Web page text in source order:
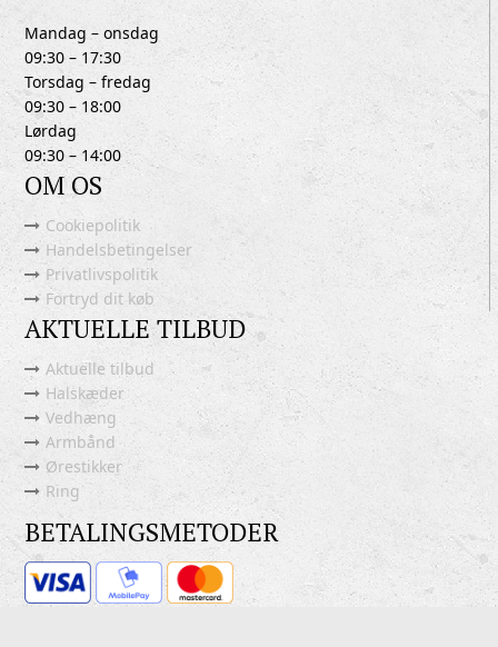
Mandag – onsdag
09:30 – 17:30
Torsdag – fredag
09:30 – 18:00
Lørdag
09:30 – 14:00
OM OS
Cookiepolitik
Handelsbetingelser
Privatlivspolitik
Fortryd dit køb
AKTUELLE TILBUD
Aktuelle tilbud
Halskæder
Vedhæng
Armbånd
Ørestikker
Ring
BETALINGSMETODER